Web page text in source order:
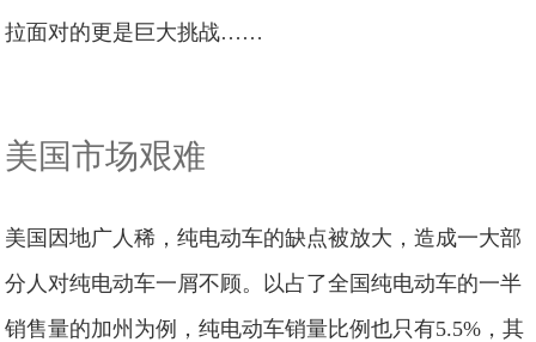
拉面对的更是巨大挑战……
美国市场艰难
美国因地广人稀，纯电动车的缺点被放大，造成一大部
分人对纯电动车一屑不顾。以占了全国纯电动车的一半
销售量的加州为例，纯电动车销量比例也只有5.5%，其